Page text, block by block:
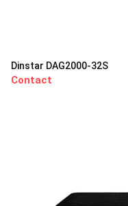
Dinstar DAG2000-32S
Contact